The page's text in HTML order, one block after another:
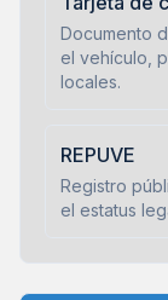
Documento
el vehículo,
locales.
REPUVE
Registro
el estatus